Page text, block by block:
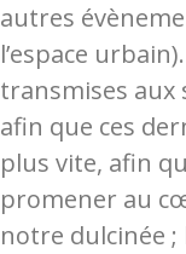
autres
l’espace
transmises aux
afin que ces
plus vite, afin
promener au
notre dulcinée